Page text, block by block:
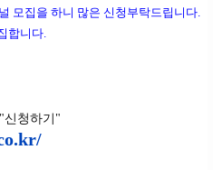
모집을 하니 많은 신청부탁드립니다.
합니다.
신청하기"